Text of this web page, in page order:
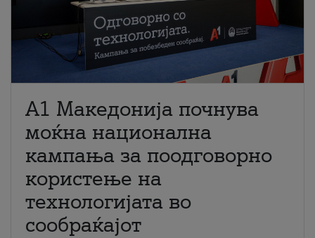
A1 Македонија почнува
моќна национална
кампања за поодговорно
користење на
технологијата во
сообраќајот